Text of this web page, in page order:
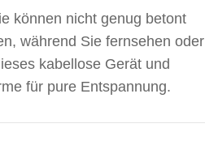
können nicht genug betont
während Sie fernsehen oder
kabellose Gerät und
für pure Entspannung.